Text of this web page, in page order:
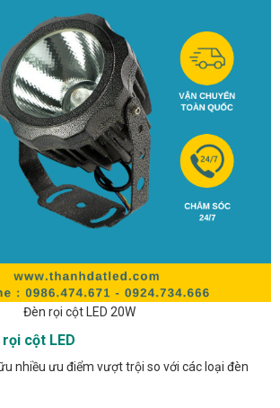
Đèn rọi cột LED 20W
cột LED
nhiều ưu điểm vượt trội so với các loại đèn